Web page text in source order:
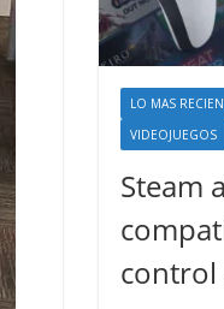
LO MAS
VIDEOJUEGOS
Steam
control